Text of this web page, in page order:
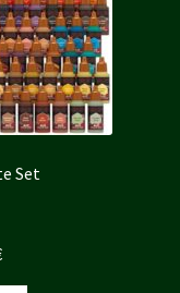
Set
Le
prix